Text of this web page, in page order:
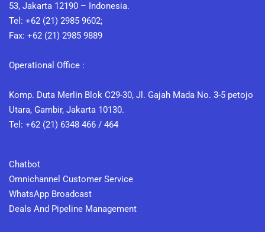
53, Jakarta 12190 – Indonesia.
Tel: +62 (21) 2985 9602;
Fax: +62 (21) 2985 9889
Operational Office :
Komp. Duta Merlin Blok C29-30, Jl. Gajah Mada No. 3-5 petojo
Utara, Gambir, Jakarta 10130.
Tel: +62 (21) 6348 466 / 464
Chatbot
Omnichannel Customer Service
WhatsApp Broadcast
Deals And Pipeline Management